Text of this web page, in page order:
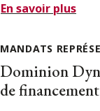
En savoir plus
MANDATS
Dominion
de